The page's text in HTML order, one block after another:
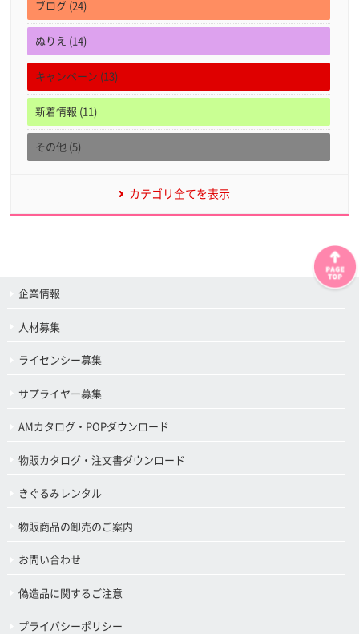
ブログ (24)
ぬりえ (14)
キャンペーン (13)
新着情報 (11)
その他 (5)
カテゴリ全てを表示
企業情報
人材募集
ライセンシー募集
サプライヤー募集
AMカタログ・POPダウンロード
物販カタログ・注文書ダウンロード
きぐるみレンタル
物販商品の卸売のご案内
お問い合わせ
偽造品に関するご注意
プライバシーポリシー